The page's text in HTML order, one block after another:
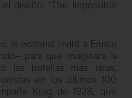
diseño: “The Impossible
la editorial invitó a Enrico
para que imaginara la
las botellas más raras,
en los últimos 100
Krug de 1928, que